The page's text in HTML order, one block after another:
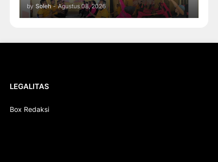
by Soleh - Agustus 08, 2026
LEGALITAS
Box Redaksi